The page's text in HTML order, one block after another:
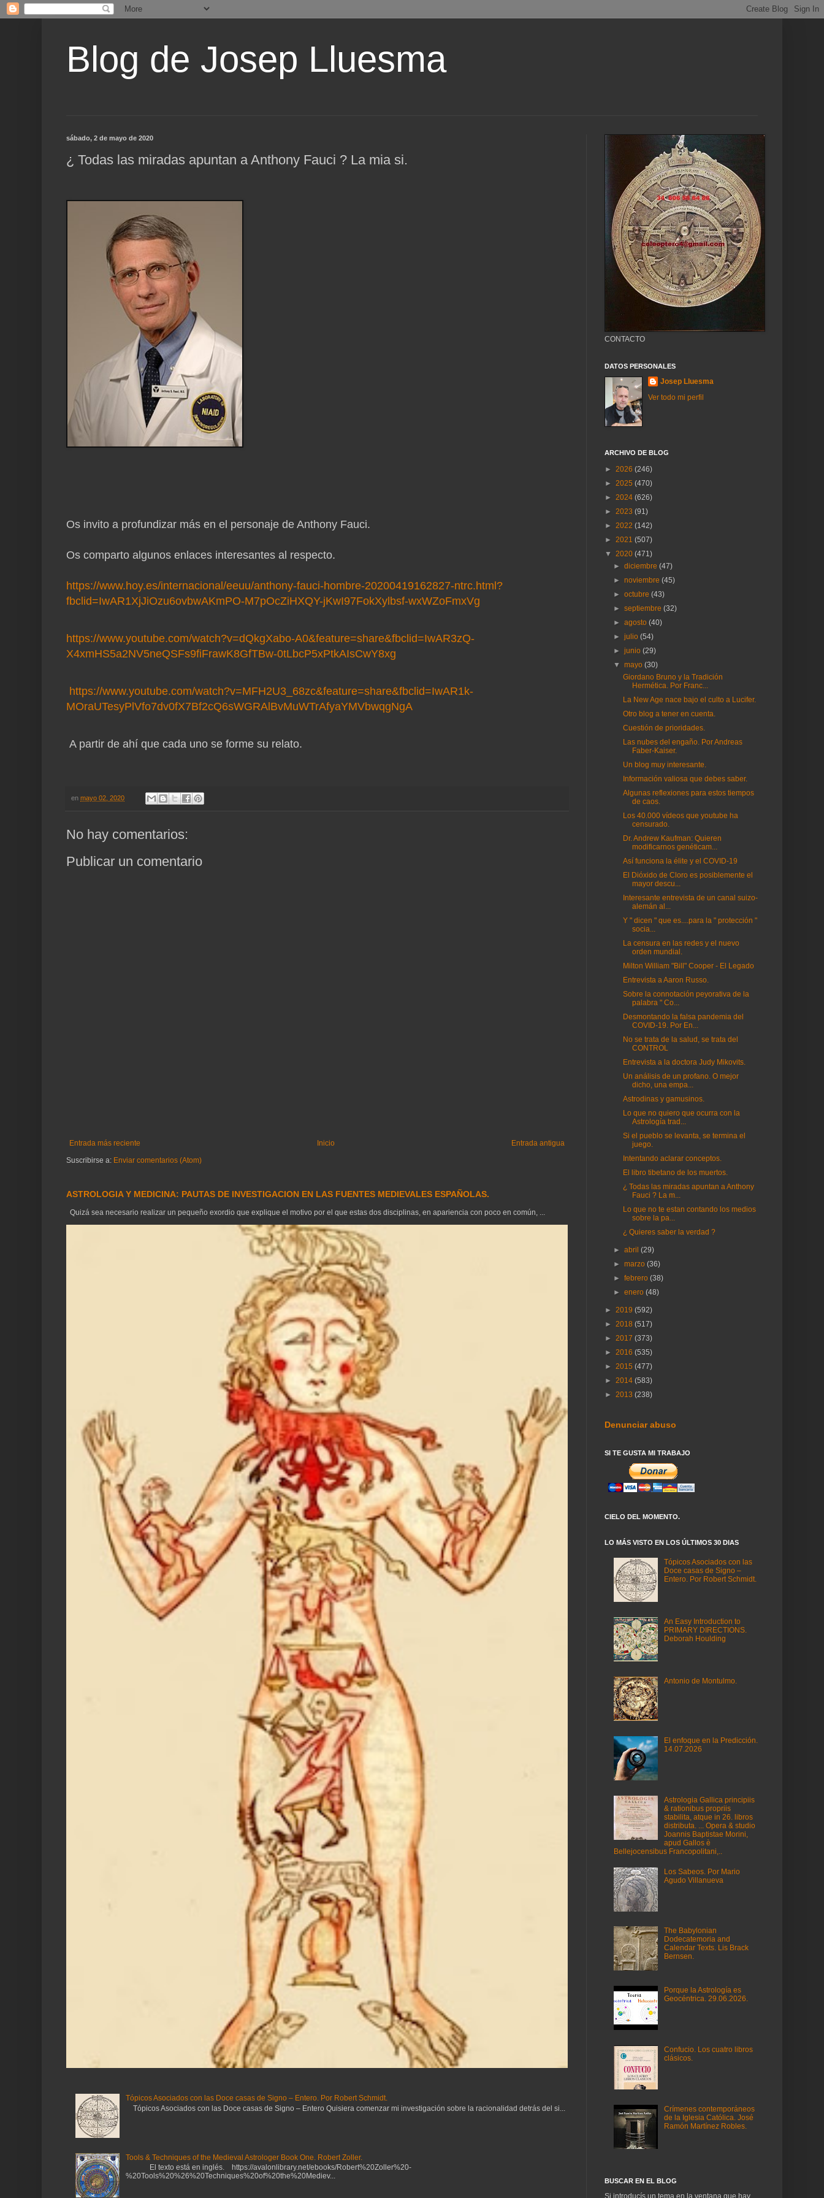
Blog de Josep Lluesma
sábado, 2 de mayo de 2020
¿ Todas las miradas apuntan a Anthony Fauci ? La mia si.
Os invito a profundizar más en el personaje de Anthony Fauci.
Os comparto algunos enlaces interesantes al respecto.
https://www.hoy.es/internacional/eeuu/anthony-fauci-hombre-20200419162827-ntrc.html?
fbclid=IwAR1XjJiOzu6ovbwAKmPO-M7pOcZiHXQY-jKwI97FokXylbsf-wxWZoFmxVg
https://www.youtube.com/watch?v=dQkgXabo-A0&feature=share&fbclid=IwAR3zQ-
X4xmHS5a2NV5neQSFs9fiFrawK8GfTBw-0tLbcP5xPtkAIsCwY8xg
https://www.youtube.com/watch?v=MFH2U3_68zc&feature=share&fbclid=IwAR1k-
MOraUTesyPlVfo7dv0fX7Bf2cQ6sWGRAlBvMuWTrAfyaYMVbwqgNgA
A partir de ahí que cada uno se forme su relato.
en mayo 02, 2020
No hay comentarios:
Publicar un comentario
Entrada más reciente Entrada antigua
Inicio
Suscribirse a: Enviar comentarios (Atom)
ASTROLOGIA Y MEDICINA: PAUTAS DE INVESTIGACION EN LAS FUENTES MEDIEVALES ESPAÑOLAS.
Quizá sea necesario realizar un pequeño exordio que explique el motivo por el que estas dos disciplinas, en apariencia con poco en común, ...
Tópicos Asociados con las Doce casas de Signo – Entero. Por Robert Schmidt.
Tópicos Asociados con las Doce casas de Signo – Entero Quisiera comenzar mi investigación sobre la racionalidad detrás del si...
Tools & Techniques of the Medieval Astrologer Book One. Robert Zoller.
El texto está en inglés. https://avalonlibrary.net/ebooks/Robert%20Zoller%20-
%20Tools%20%26%20Techniques%20of%20the%20Mediev...
CONTACTO
DATOS PERSONALES
Josep Lluesma
Ver todo mi perfil
ARCHIVO DE BLOG
► 2026 (246)
► 2025 (470)
► 2024 (626)
► 2023 (91)
► 2022 (142)
► 2021 (507)
▼ 2020 (471)
►diciembre(47)
►noviembre(45)
►octubre(43)
►septiembre(32)
►agosto(40)
►julio(54)
►junio(29)
▼mayo(30)
Giordano Bruno y la Tradición
Hermética. Por Franc...
La New Age nace bajo el culto a Lucifer.
Otro blog a tener en cuenta.
Cuestión de prioridades.
Las nubes del engaño. Por Andreas
Faber-Kaiser.
Un blog muy interesante.
Información valiosa que debes saber.
Algunas reflexiones para estos tiempos
de caos.
Los 40.000 vídeos que youtube ha
censurado.
Dr. Andrew Kaufman: Quieren
modificarnos genéticam...
Así funciona la élite y el COVID-19
El Dióxido de Cloro es posiblemente el
mayor descu...
Interesante entrevista de un canal suizo-
alemán al...
Y " dicen " que es....para la " protección "
socia...
La censura en las redes y el nuevo
orden mundial.
Milton William "Bill" Cooper - El Legado
Entrevista a Aaron Russo.
Sobre la connotación peyorativa de la
palabra " Co...
Desmontando la falsa pandemia del
COVID-19. Por En...
No se trata de la salud, se trata del
CONTROL
Entrevista a la doctora Judy Mikovits.
Un análisis de un profano. O mejor
dicho, una empa...
Astrodinas y gamusinos.
Lo que no quiero que ocurra con la
Astrología trad...
Si el pueblo se levanta, se termina el
juego.
Intentando aclarar conceptos.
El libro tibetano de los muertos.
¿ Todas las miradas apuntan a Anthony
Fauci ? La m...
Lo que no te estan contando los medios
sobre la pa...
¿ Quieres saber la verdad ?
►abril(29)
►marzo(36)
►febrero(38)
►enero(48)
► 2019 (592)
► 2018 (517)
► 2017 (373)
► 2016 (535)
► 2015 (477)
► 2014 (583)
► 2013 (238)
Denunciar abuso
SI TE GUSTA MI TRABAJO
CIELO DEL MOMENTO.
LO MÁS VISTO EN LOS ÚLTIMOS 30 DIAS
Tópicos Asociados con las
Doce casas de Signo –
Entero. Por Robert Schmidt.
An Easy Introduction to
PRIMARY DIRECTIONS.
Deborah Houlding
Antonio de Montulmo.
El enfoque en la Predicción.
14.07.2026
Astrologia Gallica principiis
& rationibus propriis
stabilita, atque in 26. libros
distributa. ... Opera & studio
Joannis Baptistae Morini,
apud Gallos è
Bellejocensibus Francopolitani,..
Los Sabeos. Por Mario
Agudo Villanueva
The Babylonian
Dodecatemoria and
Calendar Texts. Lis Brack
Bernsen.
Porque la Astrología es
Geocéntrica. 29.06.2026.
Confucio. Los cuatro libros
clásicos.
Crímenes contemporáneos
de la Iglesia Católica. José
Ramón Martínez Robles.
BUSCAR EN EL BLOG